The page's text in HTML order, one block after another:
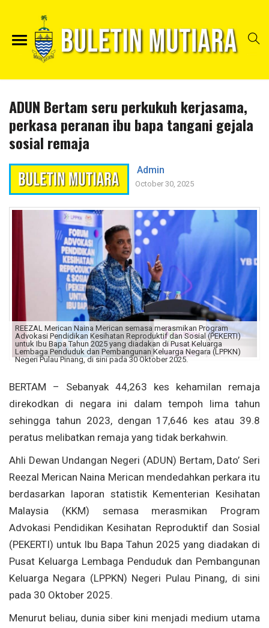
ADUN Bertam seru perkukuh kerjasama,
perkasa peranan ibu bapa tangani gejala
sosial remaja
Admin
October 30, 2025
REEZAL Merican Naina Merican semasa merasmikan Program
Advokasi Pendidikan Kesihatan Reproduktif dan Sosial (PEKERTI)
untuk Ibu Bapa Tahun 2025 yang diadakan di Pusat Keluarga
Lembaga Penduduk dan Pembangunan Keluarga Negara (LPPKN)
Negeri Pulau Pinang, di sini pada 30 Oktober 2025.
BERTAM – Sebanyak 44,263 kes kehamilan remaja
direkodkan di negara ini dalam tempoh lima tahun
sehingga tahun 2023, dengan 17,646 kes atau 39.8
peratus melibatkan remaja yang tidak berkahwin.
Ahli Dewan Undangan Negeri (ADUN) Bertam, Dato’ Seri
Reezal Merican Naina Merican mendedahkan perkara itu
berdasarkan laporan statistik Kementerian Kesihatan
Malaysia (KKM) semasa merasmikan Program
Advokasi Pendidikan Kesihatan Reproduktif dan Sosial
(PEKERTI) untuk Ibu Bapa Tahun 2025 yang diadakan di
Pusat Keluarga Lembaga Penduduk dan Pembangunan
Keluarga Negara (LPPKN) Negeri Pulau Pinang, di sini
pada 30 Oktober 2025.
Menurut beliau, dunia siber kini menjadi medium utama